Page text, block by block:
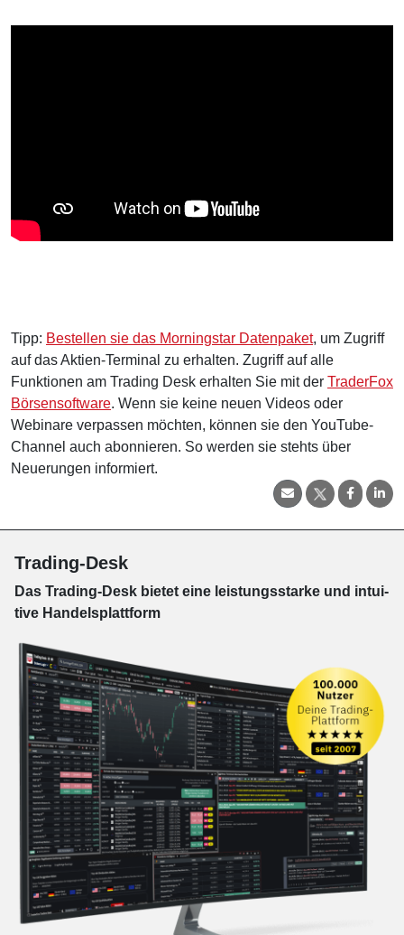
Tipp: Bestellen sie das Morningstar Datenpaket, um Zugriff
auf das Aktien-Terminal zu erhalten. Zugriff auf alle
Funktionen am Trading Desk erhalten Sie mit der TraderFox
Börsensoftware. Wenn sie keine neuen Videos oder
Webinare verpassen möchten, können sie den YouTube-
Channel auch abonnieren. So werden sie stehts über
Neuerungen informiert.
Trading-Desk
Das Trading-Desk bie­tet eine leis­tungs­star­ke und in­tui­
tive Han­dels­platt­form